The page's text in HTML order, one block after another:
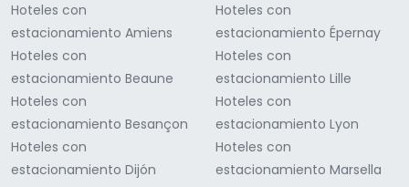
Hoteles con
estacionamiento Amiens
Hoteles con
estacionamiento Beaune
Hoteles con
estacionamiento Besançon
Hoteles con
estacionamiento Dijón
Hoteles con
estacionamiento Épernay
Hoteles con
estacionamiento Lille
Hoteles con
estacionamiento Lyon
Hoteles con
estacionamiento Marsella